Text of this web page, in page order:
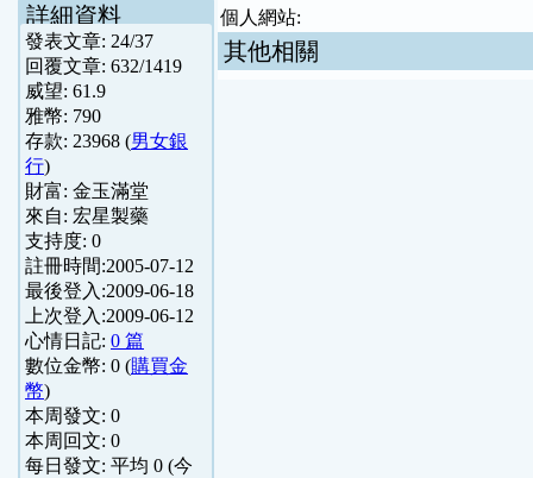
詳細資料
發表文章: 24/37
回覆文章: 632/1419
威望: 61.9
雅幣: 790
存款: 23968 (男女銀
行)
財富: 金玉滿堂
來自: 宏星製藥
支持度: 0
註冊時間:2005-07-12
最後登入:2009-06-18
上次登入:2009-06-12
心情日記: 0 篇
數位金幣: 0 (購買金
幣)
本周發文: 0
本周回文: 0
每日發文: 平均 0 (今
個人網站:
其他相關